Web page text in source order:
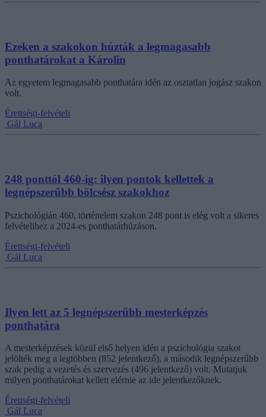
Ezeken a szakokon húzták a legmagasabb
ponthatárokat a Károlin
Az egyetem legmagasabb ponthatára idén az osztatlan jogász szakon
volt.
Érettségi-felvételi
Gál Luca
248 ponttól 460-ig: ilyen pontok kellettek a
legnépszerűbb bölcsész szakokhoz
Pszichológián 460, történelem szakon 248 pont is elég volt a sikeres
felvételihez a 2024-es ponthatárhúzáson.
Érettségi-felvételi
Gál Luca
Ilyen lett az 5 legnépszerűbb mesterképzés
ponthatára
A mesterképzések közül első helyen idén a pszichológia szakot
jelölték meg a legtöbben (852 jelentkező), a második legnépszerűbb
szak pedig a vezetés és szervezés (496 jelentkező) volt. Mutatjuk
milyen ponthatárokat kellett elérnie az ide jelentkezőknek.
Érettségi-felvételi
Gál Luca